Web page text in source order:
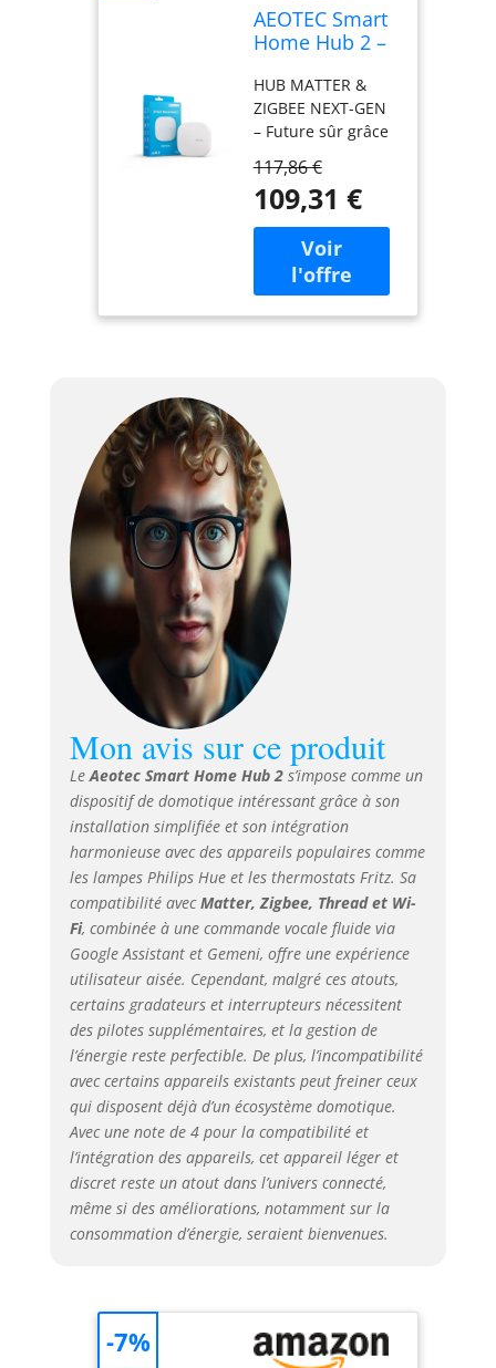
AEOTEC Smart
Home Hub 2 –
Zigbee
HUB MATTER &
ZIGBEE NEXT-GEN
– Future sûr grâce
complète de
Matter avec plus
de 300 appareils et
plus de 180
marques. En outre,
la connexion
transparente de
capteurs, des
lampes, des
interrupteurs, des
serrures de porte.
CONTRÔLE
CENTRALE AVEC
SMARTTHINGS – Le
hub Aeotec Smart
Home Hub 2 est
basé sur la plate-
forme mondiale
SmartThings avec
d'utilisateurs.
Contrôlez plus de 3
200 appareils dans
une seule
application -
Compatible avec
Alexa, Google
Assistant et plus
encore. Plus
rapide, plus sûr,
plus local –
Matériel optimisé
avec processeur
900 MHz et 512 Mo
de RAM pour des
performances
maximales. La
communication
locale et
l'informatique
périphérique
garantissent des
temps de réponse
dépendance au
cloud. Installation
facile et
117,86 €
109,31 €
Mon avis sur ce produit
LeAeotec Smart Home Hub 2s’impose comme un
dispositif de domotique intéressant grâce à son
installation simplifiée et son intégration
harmonieuse avec des appareils populaires comme
les lampes Philips Hue et les thermostats Fritz. Sa
compatibilité avecMatter, Zigbee, Thread et Wi-
Fi, combinée à une commande vocale fluide via
Google Assistant et Gemeni, offre une expérience
utilisateur aisée. Cependant, malgré ces atouts,
certains gradateurs et interrupteurs nécessitent
des pilotes supplémentaires, et la gestion de
l’énergie reste perfectible. De plus, l’incompatibilité
avec certains appareils existants peut freiner ceux
qui disposent déjà d’un écosystème domotique.
Avec une note de 4 pour la compatibilité et
l’intégration des appareils, cet appareil léger et
discret reste un atout dans l’univers connecté,
même si des améliorations, notamment sur la
consommation d’énergie, seraient bienvenues.
-7%